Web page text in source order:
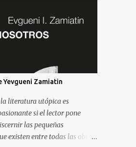
madrileño que vive en
sido muy común encontrarme
recurrentes cuando regreso a
con muchos de mis
que aprovechan
para saber más de la
he pensado en compartir
respuestas más
ayudar a entender los
de Catalunya, y
Yevgueni Zamiatin
literatura utópica es
si el lector pone
las pequeñas
existen entre todas las obras